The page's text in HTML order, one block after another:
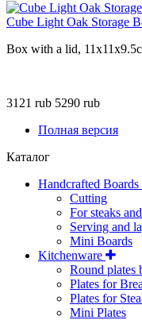
Cube Light Oak Storage
Box with a lid,
3121 rub 5290 rub
Полная версия
Каталог
Handcrafted Boards
Cutting
For steaks
Serving and
Mini Boards
Kitchenware
Round plates
Plates for
Plates for
Mini Plates